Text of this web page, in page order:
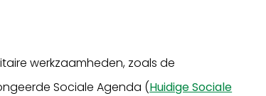
werkzaamheden, zoals de
Sociale Agenda (Huidige Sociale